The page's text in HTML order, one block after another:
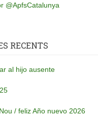
@ApfsCatalunya
RECENTS
al hijo ausente
/ feliz Año nuevo 2026